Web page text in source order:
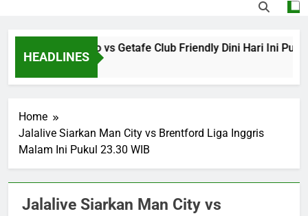
HEADLINES
Streaming Monaco vs Getafe Club Friendly Dini Hari Ini
11 Hours Ago
Home
Jalalive Siarkan Man City vs Brentford Liga Inggris
Malam Ini Pukul 23.30 WIB
Jalalive Siarkan Man City vs